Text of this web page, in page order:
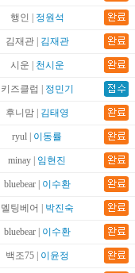
행인 | 정원석
김재관 | 김재관
시운 | 천시운
키즈클럽 | 정민기
후니맘 | 김태영
ryul | 이동률
minay | 임현진
bluebear | 이수환
멜팅베어 | 박진숙
bluebear | 이수환
백조75 | 이윤정